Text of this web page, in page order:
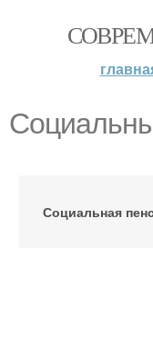
Социальная